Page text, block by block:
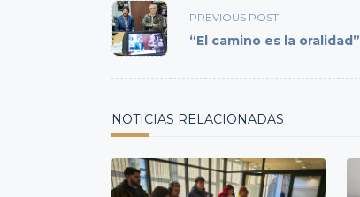
<span
class="nav-
subtitle
text">Page</span>
PREVIOUS POST
“El camino es la oralidad”
NOTICIAS RELACIONADAS